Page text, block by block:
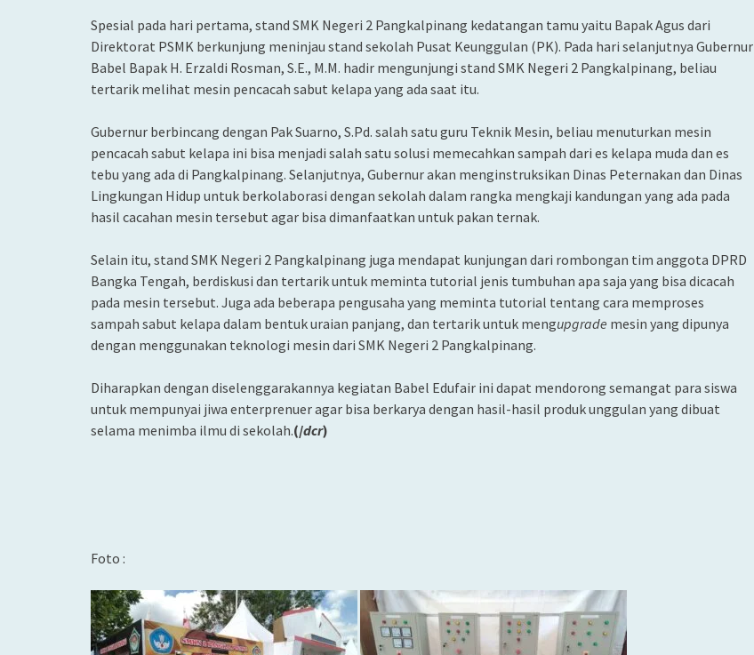
Spesial pada hari pertama, stand SMK Negeri 2 Pangkalpinang kedatangan tamu yaitu Bapak Agus dari
Direktorat PSMK berkunjung meninjau stand sekolah Pusat Keunggulan (PK). Pada hari selanjutnya Gubernur
Babel Bapak H. Erzaldi Rosman, S.E., M.M. hadir mengunjungi stand SMK Negeri 2 Pangkalpinang, beliau
tertarik melihat mesin pencacah sabut kelapa yang ada saat itu.
Gubernur berbincang dengan Pak Suarno, S.Pd. salah satu guru Teknik Mesin, beliau menuturkan mesin
pencacah sabut kelapa ini bisa menjadi salah satu solusi memecahkan sampah dari es kelapa muda dan es
tebu yang ada di Pangkalpinang. Selanjutnya, Gubernur akan menginstruksikan Dinas Peternakan dan Dinas
Lingkungan Hidup untuk berkolaborasi dengan sekolah dalam rangka mengkaji kandungan yang ada pada
hasil cacahan mesin tersebut agar bisa dimanfaatkan untuk pakan ternak.
Selain itu, stand SMK Negeri 2 Pangkalpinang juga mendapat kunjungan dari rombongan tim anggota DPRD
Bangka Tengah, berdiskusi dan tertarik untuk meminta tutorial jenis tumbuhan apa saja yang bisa dicacah
pada mesin tersebut. Juga ada beberapa pengusaha yang meminta tutorial tentang cara memproses
sampah sabut kelapa dalam bentuk uraian panjang, dan tertarik untuk mengupgrade mesin yang dipunya
dengan menggunakan teknologi mesin dari SMK Negeri 2 Pangkalpinang.
Diharapkan dengan diselenggarakannya kegiatan Babel Edufair ini dapat mendorong semangat para siswa
untuk mempunyai jiwa enterprenuer agar bisa berkarya dengan hasil-hasil produk unggulan yang dibuat
selama menimba ilmu di sekolah.(/dcr)
Foto :